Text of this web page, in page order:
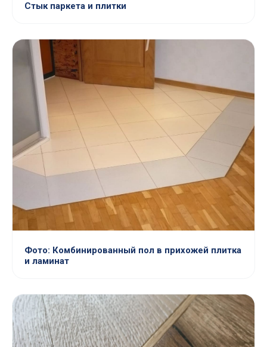
Стык паркета и плитки
Фото: Комбинированный пол в прихожей плитка
и ламинат